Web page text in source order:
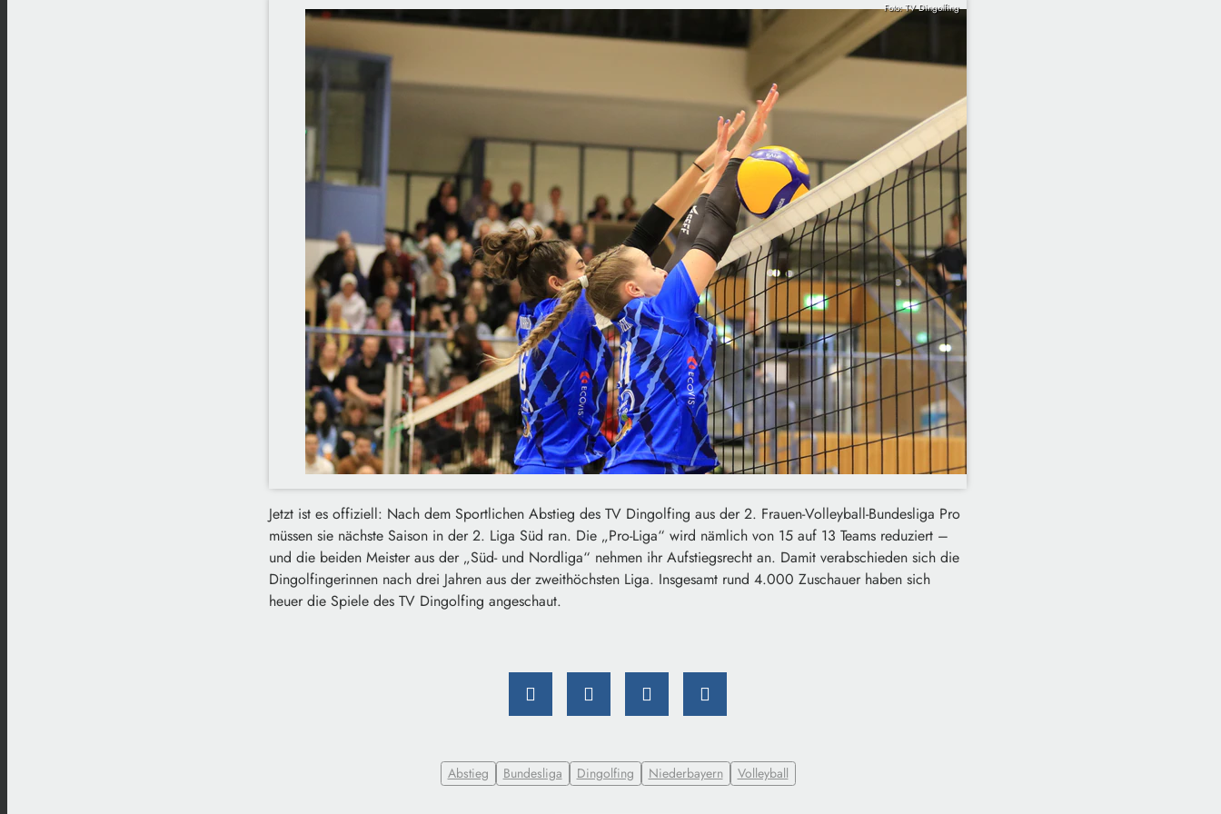
Foto: TV Dingolfing
Jetzt ist es offiziell: Nach dem Sportlichen Abstieg des TV Dingolfing aus der 2. Frauen-Volleyball-Bundesliga Pro
müssen sie nächste Saison in der 2. Liga Süd ran. Die „Pro-Liga“ wird nämlich von 15 auf 13 Teams reduziert –
und die beiden Meister aus der „Süd- und Nordliga“ nehmen ihr Aufstiegsrecht an. Damit verabschieden sich die
Dingolfingerinnen nach drei Jahren aus der zweithöchsten Liga. Insgesamt rund 4.000 Zuschauer haben sich
heuer die Spiele des TV Dingolfing angeschaut.
Abstieg Bundesliga Dingolfing Niederbayern Volleyball